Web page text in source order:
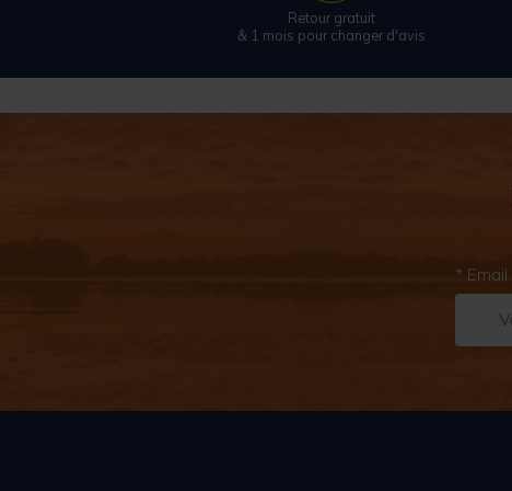
Retour gratuit
& 1 mois pour changer d'avis
* Email